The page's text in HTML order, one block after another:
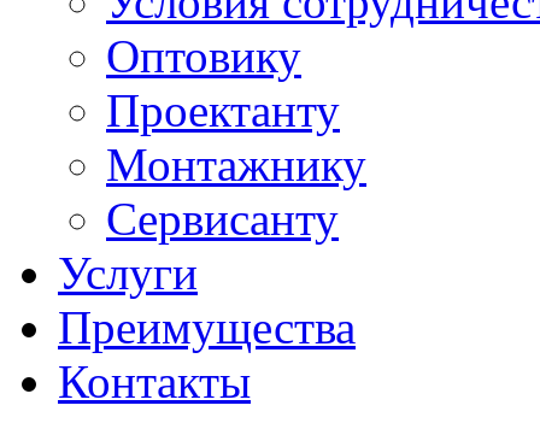
Оптовику
Проектанту
Монтажнику
Сервисанту
Услуги
Преимущества
Контакты